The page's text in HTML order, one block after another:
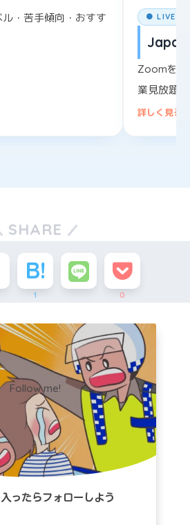
・苦手傾向・おすす
● LIVE
Zoomを使
業見放題
詳しく見る
SHARE
1 0
Follow me!
ったらフォローしよう